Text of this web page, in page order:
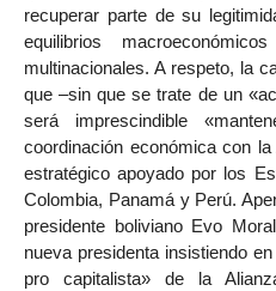
recuperar parte de su
equilibrios
multinacionales. A respeto, la
que –sin que se trate de un
será imprescindible
coordinación económica con
estratégico apoyado por los
Colombia, Panamá y Perú.
presidente boliviano Evo
nueva presidenta insistiendo
pro capitalista» de la